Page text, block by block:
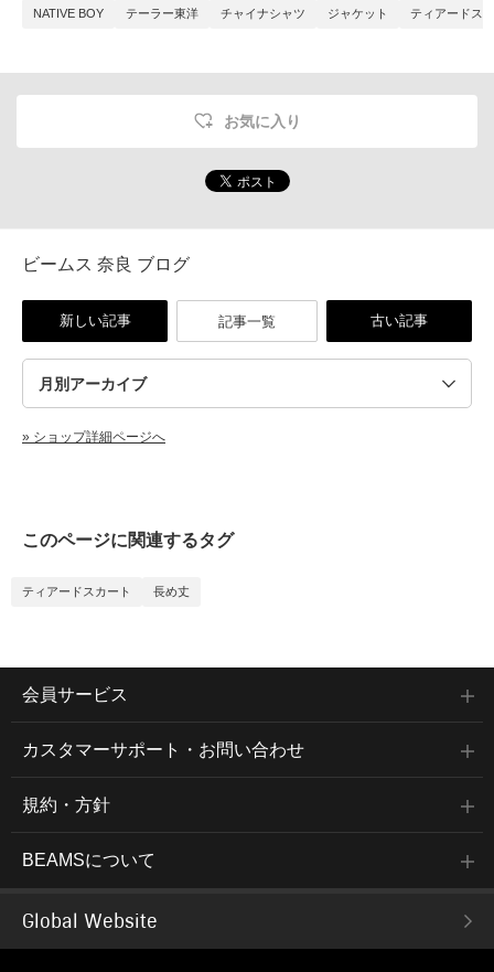
NATIVE BOY テーラー東洋 チャイナシャツ ジャケット ティアードス
お気に入り
ビームス 奈良 ブログ
新しい記事 記事一覧 古い記事
» ショップ詳細ページへ
このページに関連するタグ
ティアードスカート 長め丈
会員サービス
カスタマーサポート・お問い合わせ
規約・方針
BEAMSについて
Global Website